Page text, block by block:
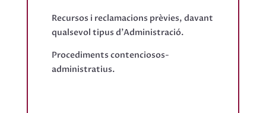
Recursos i reclamacions prèvies, davant
qualsevol tipus d'Administració.
Procediments contenciosos-
administratius.